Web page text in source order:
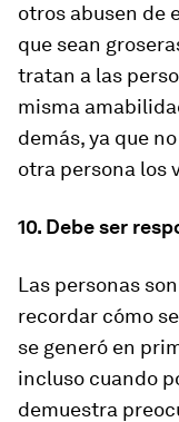
otros abusen de
que sean
tratan a las
misma
demás, ya que
otra persona los
10. Debe ser
Las personas
recordar cómo
se generó en
incluso cuando
demuestra